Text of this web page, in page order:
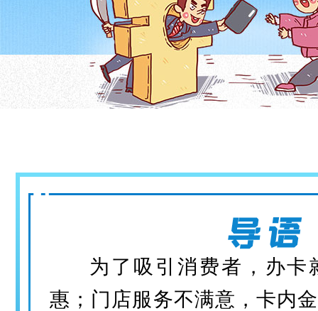
为了吸引消费者，办卡
惠；门店服务不满意，卡内